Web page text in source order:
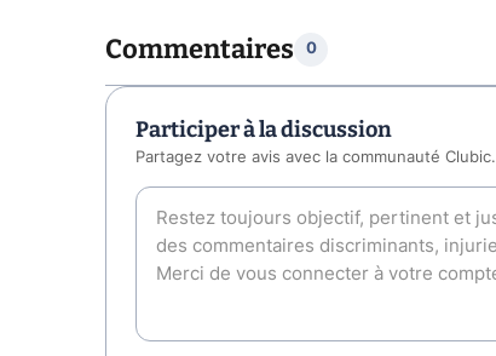
Commentaires 0
Participer à la discussion
Partagez votre avis avec la communauté Clubic.